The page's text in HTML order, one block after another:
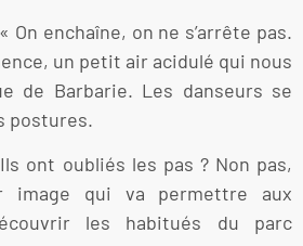
On enchaîne, on ne s’arrête pas.
un petit air acidulé qui nous
de Barbarie. Les danseurs se
postures.
ont oubliés les pas ? Non pas,
image qui va permettre aux
les habitués du parc